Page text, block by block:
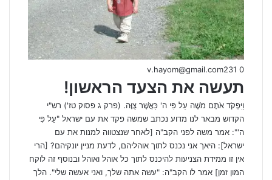
v.hayom@gmail.com 0
תעשה את הצעד הראשון!
וַיִּפְקֹד אֹתָם מֹשֶׁה עַל פִּי ה' כַּאֲשֶׁר צֻוָּה. (פרק ג פסוק טז') רש"י
הקדוש מבאר לנו מדוע נכתב שמשה פקד את עם ישראל "עַל פִּי
ה'": אמר משה לפני הקב"ה [לאחר שנצטווה למנות את עם
ישראל]: היאך אני נכנס לתוך אוהליהם, לדעת מניין יונקיהם? [הרי
אין זו ממידת הצניעות להיכנס לתוך כל אוהל ואוהל ובנוסף זה לוקח
המון זמן] אמר לו הקב"ה: "עשה אתה שלך, ואני אעשה שלי". הלך